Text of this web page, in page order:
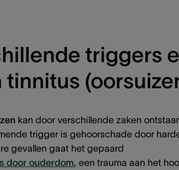
triggers
tinnitus
kan door verschillende zaken
trigger is gehoorschade door
gevallen gaat het gepaard
door ouderdom, een trauma aan het